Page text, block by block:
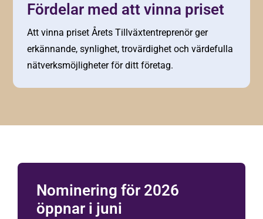
Fördelar med att vinna priset
Att vinna priset Årets Tillväxtentreprenör ger
erkännande, synlighet, trovärdighet och värdefulla
nätverksmöjligheter för ditt företag.
Nominering för 2026
öppnar i juni